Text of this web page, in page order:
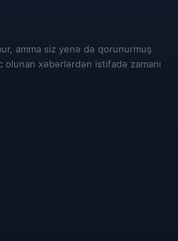
amma siz yenə də qorunurmuş
olunan xəbərlərdən istifadə zamanı